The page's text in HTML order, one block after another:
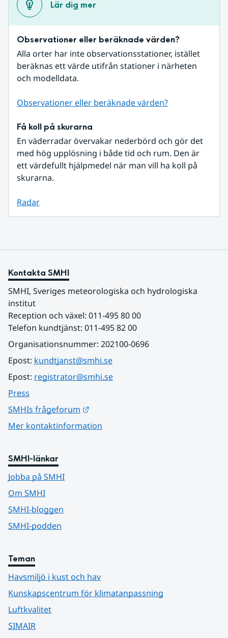
Lär dig mer
Observationer eller beräknade värden?
Alla orter har inte observationsstationer, istället
beräknas ett värde utifrån stationer i närheten
och modelldata.
Observationer eller beräknade värden?
Få koll på skurarna
En väderradar övervakar nederbörd och gör det
med hög upplösning i både tid och rum. Den är
ett värdefullt hjälpmedel när man vill ha koll på
skurarna.
Radar
Kontakta SMHI
SMHI, Sveriges meteorologiska och hydrologiska
institut
Reception och växel: 011-495 80 00
Telefon kundtjänst: 011-495 82 00
Organisationsnummer: 202100-0696
Epost: kundtjanst@smhi.se
Epost: registrator@smhi.se
Press
SMHIs frågeforum
Mer kontaktinformation
SMHI-länkar
Jobba på SMHI
Om SMHI
SMHI-bloggen
SMHI-podden
Teman
Havsmiljö i kust och hav
Kunskapscentrum för klimatanpassning
Luftkvalitet
SIMAIR